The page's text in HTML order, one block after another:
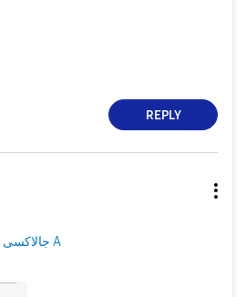
REPLY
جالاكسى A